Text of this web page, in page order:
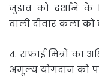
जुड़ाव को दर्शाने के
वाली दीवार कला को
4. सफाई मित्रों का
अमूल्य योगदान को